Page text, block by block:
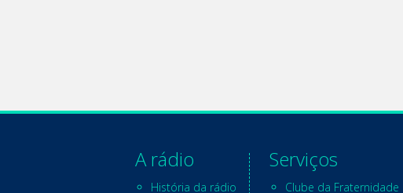
A rádio
História da rádio
Serviços
Clube da Fraternidade